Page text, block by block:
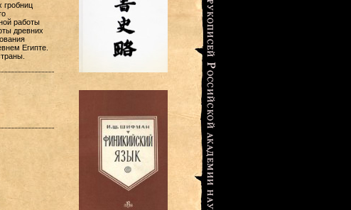
гробниц
работы
древних
Египте.